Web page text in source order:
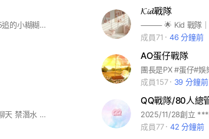
哈囉，我是佐希，一個只有115追的小糊糊，但是我好想要拍一些更好的影片，所以你願意加入我嗎？ 我知道我的剪片技術沒有很厲害，也知道我的蛋仔技術也很揪可，但我想跟各位大大學習學習 創這個群，我想集結各位像我一樣的國中影片創作者，希望大家可以加入我們🙏 我們不求技術、不求段位，只求大家能多多參與拍片。 某某玩法不會玩有關係嗎？ 沒關係，佐希教你 技術不好有關係嗎？ 沒關係，很多劇本都不需要技術 皮膚不多有關係嗎？ 沒關係，我們皮膚盡量都找大家都有的 CLS滴粉專 FB→Cls蛋仔拍片群 IG→還沒有 YT→預計4月初會弄
𝓚𝓲𝓭戰隊
成員71
46 分鐘前
AO蛋仔戰隊
成員157
39 分鐘前
#蛋仔派對，抽獎區 歡迎大家聊天 禁潛水 禁吵架 合作要互群 禁乞討，團長要省蛋幣
成員77
42 分鐘前